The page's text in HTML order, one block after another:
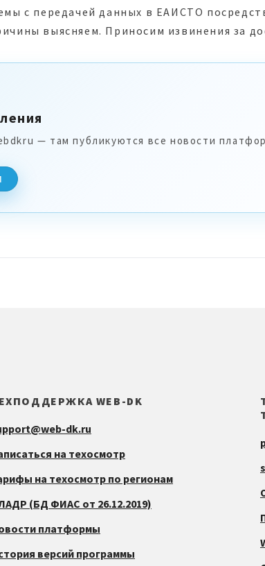
с передачей данных в ЕАИСТО
выясняем. Приносим извинения за
— там публикуются все новости
WEB-DK
dk.ru
на техосмотр
на техосмотр по регионам
(БД ФИАС от 26.12.2019)
платформы
версий программы